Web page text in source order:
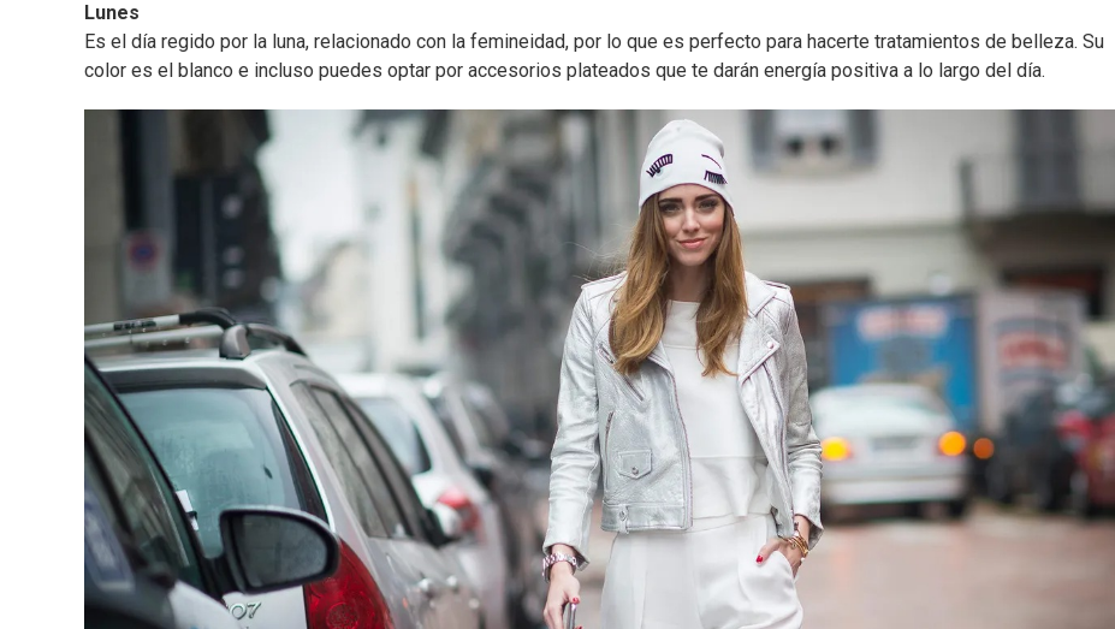
Lunes
Es el día regido por la luna, relacionado con la femineidad, por lo que es perfecto para hacerte tratamientos de belleza. Su
color es el blanco e incluso puedes optar por accesorios plateados que te darán energía positiva a lo largo del día.